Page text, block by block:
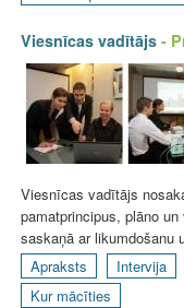
Viesnīcas vadītājs -
Viesnīcas vadītājs
pamatprincipus, plāno
saskaņā ar likumdošanu
Apraksts
Intervija
Kur mācīties